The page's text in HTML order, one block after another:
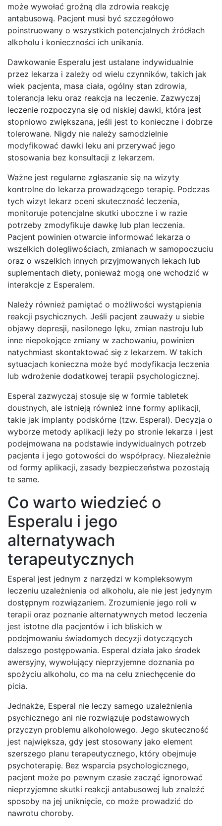
może wywołać groźną dla zdrowia reakcję
antabusową. Pacjent musi być szczegółowo
poinstruowany o wszystkich potencjalnych źródłach
alkoholu i konieczności ich unikania.
Dawkowanie Esperalu jest ustalane indywidualnie
przez lekarza i zależy od wielu czynników, takich jak
wiek pacjenta, masa ciała, ogólny stan zdrowia,
tolerancja leku oraz reakcja na leczenie. Zazwyczaj
leczenie rozpoczyna się od niskiej dawki, która jest
stopniowo zwiększana, jeśli jest to konieczne i dobrze
tolerowane. Nigdy nie należy samodzielnie
modyfikować dawki leku ani przerywać jego
stosowania bez konsultacji z lekarzem.
Ważne jest regularne zgłaszanie się na wizyty
kontrolne do lekarza prowadzącego terapię. Podczas
tych wizyt lekarz oceni skuteczność leczenia,
monitoruje potencjalne skutki uboczne i w razie
potrzeby zmodyfikuje dawkę lub plan leczenia.
Pacjent powinien otwarcie informować lekarza o
wszelkich dolegliwościach, zmianach w samopoczuciu
oraz o wszelkich innych przyjmowanych lekach lub
suplementach diety, ponieważ mogą one wchodzić w
interakcje z Esperalem.
Należy również pamiętać o możliwości wystąpienia
reakcji psychicznych. Jeśli pacjent zauważy u siebie
objawy depresji, nasilonego lęku, zmian nastroju lub
inne niepokojące zmiany w zachowaniu, powinien
natychmiast skontaktować się z lekarzem. W takich
sytuacjach konieczna może być modyfikacja leczenia
lub wdrożenie dodatkowej terapii psychologicznej.
Esperal zazwyczaj stosuje się w formie tabletek
doustnych, ale istnieją również inne formy aplikacji,
takie jak implanty podskórne (tzw. Esperal). Decyzja o
wyborze metody aplikacji leży po stronie lekarza i jest
podejmowana na podstawie indywidualnych potrzeb
pacjenta i jego gotowości do współpracy. Niezależnie
od formy aplikacji, zasady bezpieczeństwa pozostają
te same.
Co warto wiedzieć o
Esperalu i jego
alternatywach
terapeutycznych
Esperal jest jednym z narzędzi w kompleksowym
leczeniu uzależnienia od alkoholu, ale nie jest jedynym
dostępnym rozwiązaniem. Zrozumienie jego roli w
terapii oraz poznanie alternatywnych metod leczenia
jest istotne dla pacjentów i ich bliskich w
podejmowaniu świadomych decyzji dotyczących
dalszego postępowania. Esperal działa jako środek
awersyjny, wywołujący nieprzyjemne doznania po
spożyciu alkoholu, co ma na celu zniechęcenie do
picia.
Jednakże, Esperal nie leczy samego uzależnienia
psychicznego ani nie rozwiązuje podstawowych
przyczyn problemu alkoholowego. Jego skuteczność
jest największa, gdy jest stosowany jako element
szerszego planu terapeutycznego, który obejmuje
psychoterapię. Bez wsparcia psychologicznego,
pacjent może po pewnym czasie zacząć ignorować
nieprzyjemne skutki reakcji antabusowej lub znaleźć
sposoby na jej uniknięcie, co może prowadzić do
nawrotu choroby.